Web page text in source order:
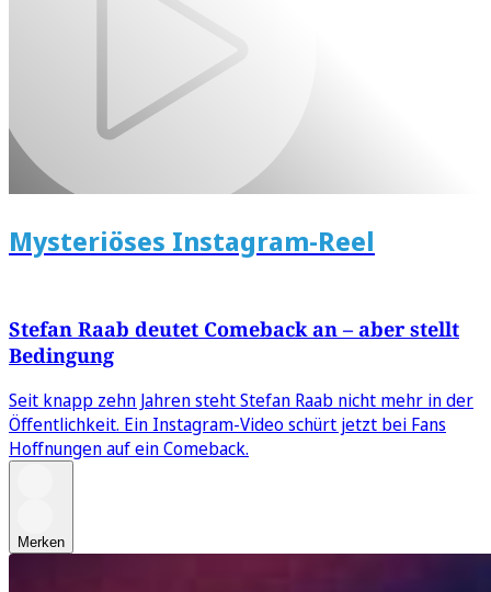
Mysteriöses Instagram-Reel
Stefan Raab deutet Comeback an – aber stellt
Bedingung
Seit knapp zehn Jahren steht Stefan Raab nicht mehr in der
Öffentlichkeit. Ein Instagram-Video schürt jetzt bei Fans
Hoffnungen auf ein Comeback.
Merken